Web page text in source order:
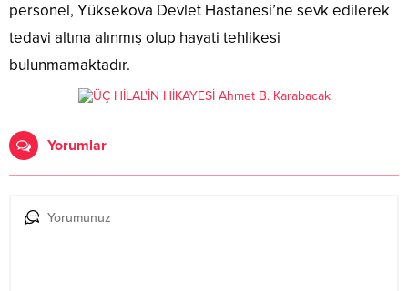
personel, Yüksekova Devlet Hastanesi’ne sevk edilerek
tedavi altına alınmış olup hayati tehlikesi
bulunmamaktadır.
Yorumlar